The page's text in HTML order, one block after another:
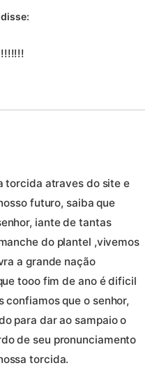
disse:
torcida atraves do site e
futuro, saiba que
iante de tantas
do plantel ,vivemos
a grande nação
tooo fim de ano é dificil
confiamos que o senhor,
para dar ao sampaio o
de seu pronunciamento
torcida.